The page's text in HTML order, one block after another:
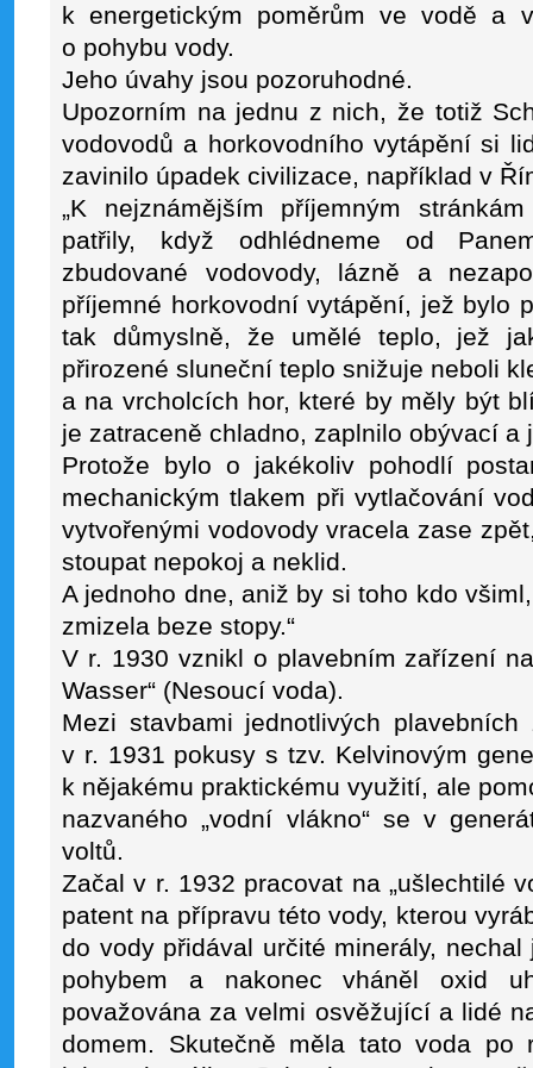
k energetickým poměrům ve vodě a
o pohybu vody.
Jeho úvahy jsou pozoruhodné.
Upozorním na jednu z nich, že totiž
vodovodů a horkovodního vytápění si
zavinilo úpadek civilizace, například v
„K nejznámějším příjemným
patřily, když odhlédneme od
zbudované vodovody, lázně a
příjemné horkovodní vytápění, jež bylo
tak důmyslně, že umělé teplo, jež
přirozené sluneční teplo snižuje neboli
a na vrcholcích hor, které by měly být
je zatraceně chladno, zaplnilo obývací a
Protože bylo o jakékoliv pohodlí
mechanickým tlakem při vytlačování
vytvořenými vodovody vracela zase
stoupat nepokoj a neklid.
A jednoho dne, aniž by si toho kdo
zmizela beze stopy.“
V r. 1930 vznikl o plavebním zařízení
Wasser“ (Nesoucí voda).
Mezi stavbami jednotlivých
v r. 1931 pokusy s tzv. Kelvinovým
k nějakému praktickému využití, ale
nazvaného „vodní vlákno“ se v
voltů.
Začal v r. 1932 pracovat na „ušlechtilé
patent na přípravu této vody, kterou
do vody přidával určité minerály,
pohybem a nakonec vháněl oxid
považována za velmi osvěžující a lidé
domem. Skutečně měla tato voda po